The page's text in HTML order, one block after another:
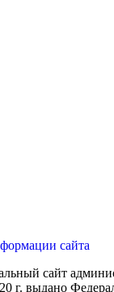
сайта
сайт
выдано